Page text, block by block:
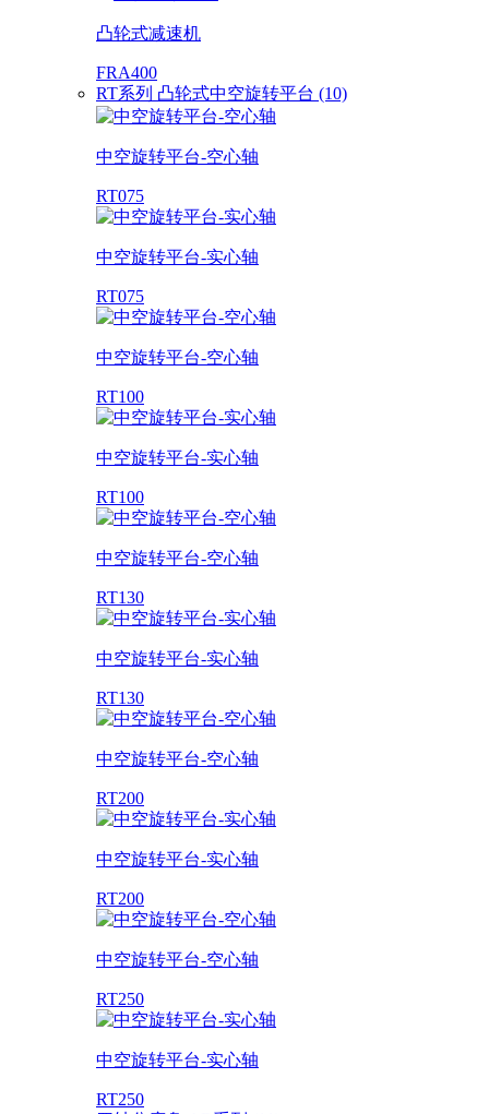
凸轮式减速机
FRA400
RT系列 凸轮式中空旋转平台 (10)
中空旋转平台-空心轴
RT075
中空旋转平台-实心轴
RT075
中空旋转平台-空心轴
RT100
中空旋转平台-实心轴
RT100
中空旋转平台-空心轴
RT130
中空旋转平台-实心轴
RT130
中空旋转平台-空心轴
RT200
中空旋转平台-实心轴
RT200
中空旋转平台-空心轴
RT250
中空旋转平台-实心轴
RT250